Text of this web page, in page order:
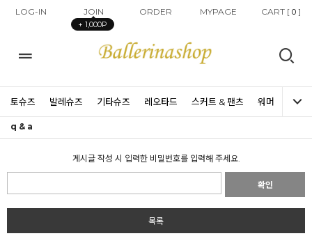
LOG-IN JOIN
+ 1,000P
ORDER MYPAGE CART [ 0]
토슈즈 발레슈즈 기타슈즈 레오타드 스커트 & 팬츠 워머 타이
q & a
게시글 작성 시 입력한 비밀번호를 입력해 주세요.
확인
목록